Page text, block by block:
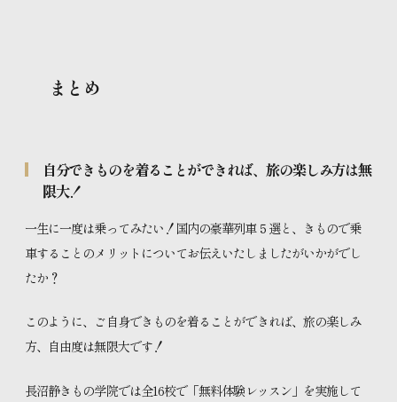
まとめ
自分できものを着ることができれば、旅の楽しみ方は無
限大！
一生に一度は乗ってみたい！国内の豪華列車５選と、きもので乗
車することのメリットについてお伝えいたしましたがいかがでし
たか？
このように、ご自身できものを着ることができれば、旅の楽しみ
方、自由度は無限大です！
長沼静きもの学院では全16校で「無料体験レッスン」を実施して